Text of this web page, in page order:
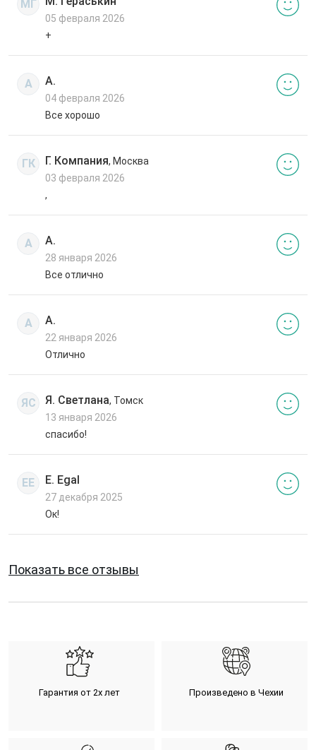
МГ
05 февраля 2026
+
А А.
04 февраля 2026
Все хорошо
ГК Г. Компания, Москва
03 февраля 2026
,
А А.
28 января 2026
Все отлично
А А.
22 января 2026
Отлично
ЯС Я. Светлана, Томск
13 января 2026
спасибо!
EE E. Egal
27 декабря 2025
Ок!
Показать все отзывы
Гарантия от 2х лет Произведено в Чехии